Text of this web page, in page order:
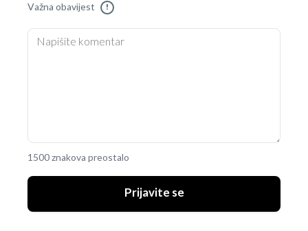
Važna obavijest !
1500 znakova preostalo
Prijavite se